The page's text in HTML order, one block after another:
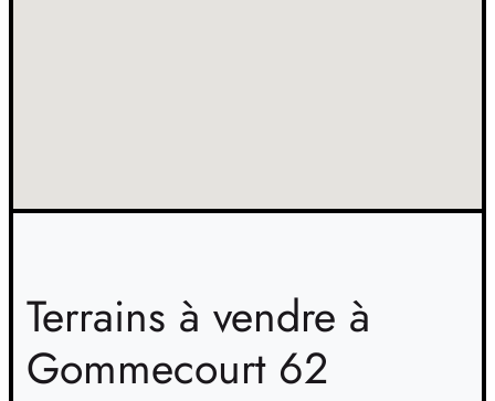
Terrains à vendre à
Gommecourt 62